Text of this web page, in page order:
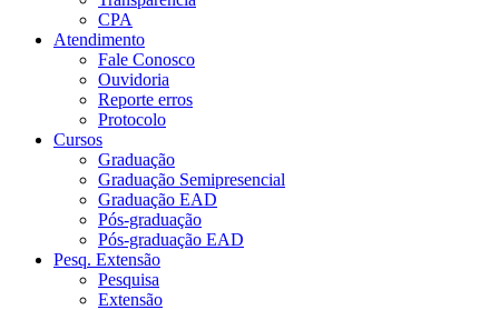
CPA
Atendimento
Fale Conosco
Ouvidoria
Reporte erros
Protocolo
Cursos
Graduação
Graduação Semipresencial
Graduação EAD
Pós-graduação
Pós-graduação EAD
Pesq. Extensão
Pesquisa
Extensão